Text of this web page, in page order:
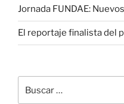
Jornada FUNDAE:
El reportaje finalista del
por: